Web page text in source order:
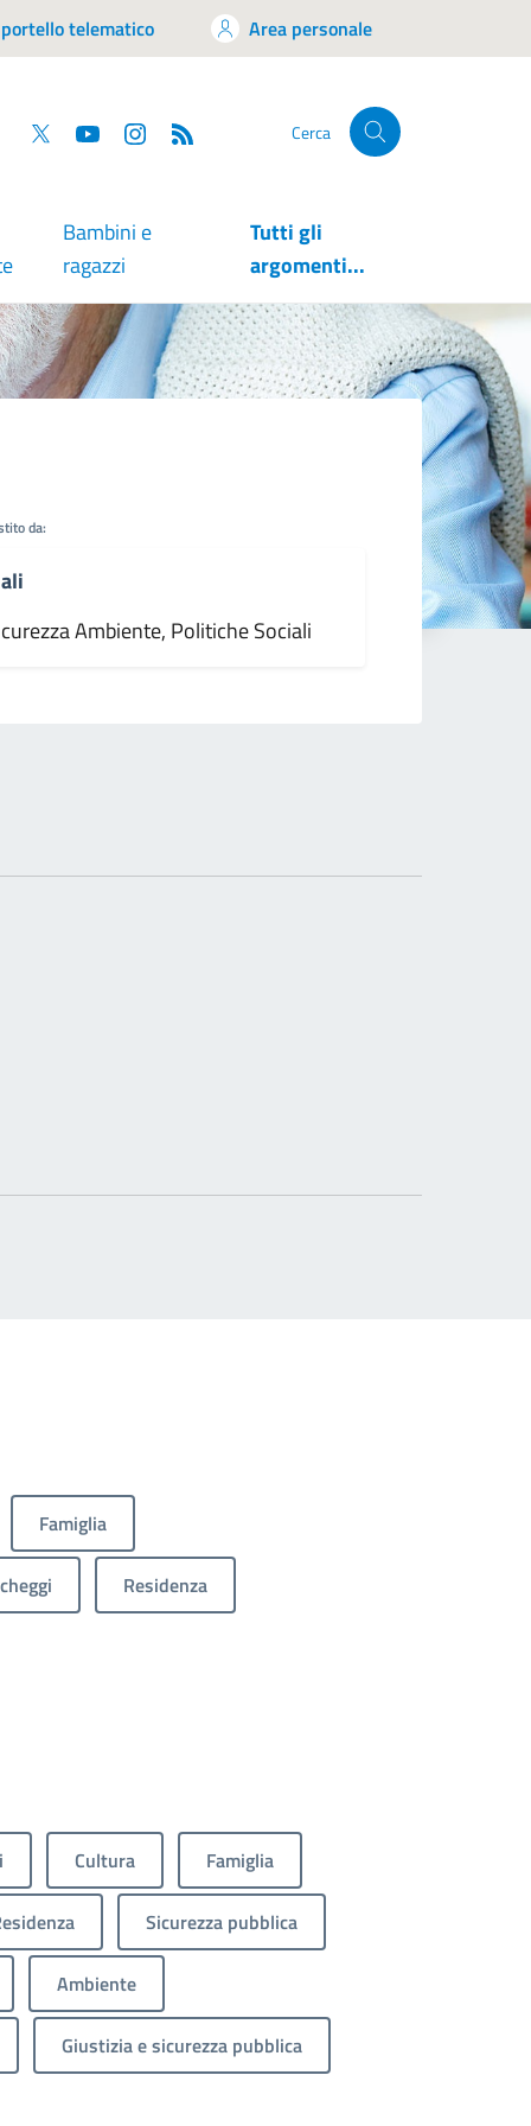
telematico Area personale
Facebook
Twitter YouTube Cerca
Bambini e
ragazzi
Tutti gli
argomenti...
da:
Ambiente, Politiche Sociali
Famiglia
Residenza
Cultura Famiglia
Sicurezza pubblica
Ambiente
Giustizia e sicurezza pubblica